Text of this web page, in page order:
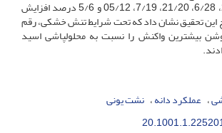
ترتیب 6/75، 2/49، 6/28، 21/20، 7/19، 05/12 و 5/6 درصد افزایش
این تحقیق نشان داد که تحت شرایط تنش خشکی، رقم
بیشترین واکنش را نسبت به محلول­پاشی اسید
عملکرد دانه نشت یونی